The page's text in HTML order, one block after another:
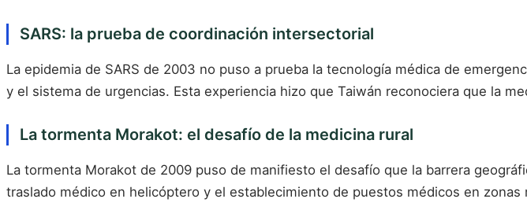
SARS: la prueba de coordinación intersectorial
La epidemia de SARS de 2003 no puso a prueba la tecnología médica de
y el sistema de urgencias. Esta experiencia hizo que Taiwán reconociera que la
La tormenta Morakot: el desafío de la medicina rural
La tormenta Morakot de 2009 puso de manifiesto el desafío que la barrera
traslado médico en helicóptero y el establecimiento de puestos médicos en zonas